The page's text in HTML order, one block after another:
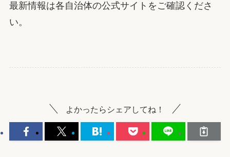
最新情報は各自治体の公式サイトをご確認くださ
い。
よかったらシェアしてね！